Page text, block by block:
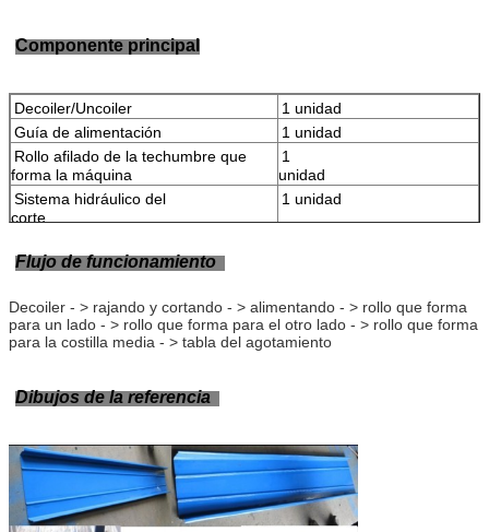
Componente principal
Decoiler/Uncoiler
1 unidad
Guía de alimentación
1 unidad
Rollo afilado de la techumbre que
forma la máquina
1
unidad
Sistema hidráulico del
corte
1 unidad
Caja de control informático del PLC
Flujo de funcionamiento
Decoiler - > rajando y cortando - > alimentando - > rollo que forma
para un lado - > rollo que forma para el otro lado - > rollo que forma
para la costilla media - > tabla del agotamiento
Dibujos de la referencia